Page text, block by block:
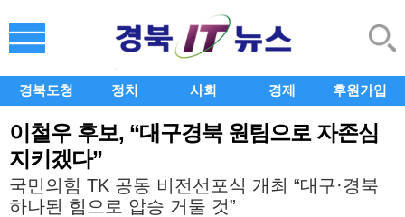
경북도청 정치 사회 경제 후원가입
이철우 후보, “대구경북 원팀으로 자존심
지키겠다”
국민의힘 TK 공동 비전선포식 개최 “대구·경북
하나된 힘으로 압승 거둘 것”